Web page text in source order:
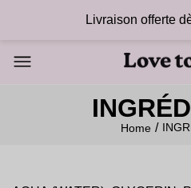
Livraison offerte
Home